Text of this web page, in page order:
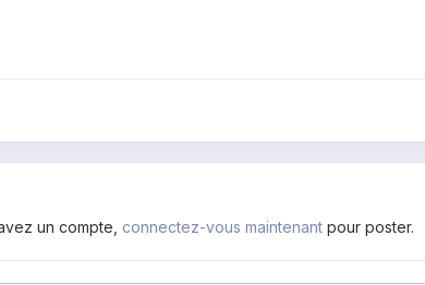
un compte, connectez-vous maintenant pour poster.